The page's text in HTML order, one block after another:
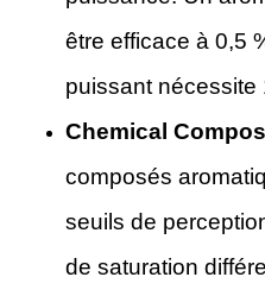
être efficace à 0,5
puissant nécessite
Chemical
composés
seuils de
de saturation